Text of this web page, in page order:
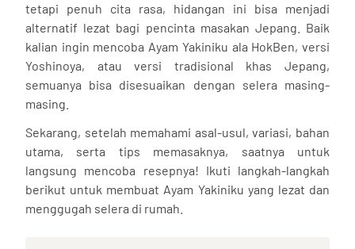
tetapi penuh cita rasa, hidangan ini bisa menjadi
alternatif lezat bagi pencinta masakan Jepang. Baik
kalian ingin mencoba Ayam Yakiniku ala HokBen, versi
Yoshinoya, atau versi tradisional khas Jepang,
semuanya bisa disesuaikan dengan selera masing-
masing.
Sekarang, setelah memahami asal-usul, variasi, bahan
utama, serta tips memasaknya, saatnya untuk
langsung mencoba resepnya! Ikuti langkah-langkah
berikut untuk membuat Ayam Yakiniku yang lezat dan
menggugah selera di rumah.